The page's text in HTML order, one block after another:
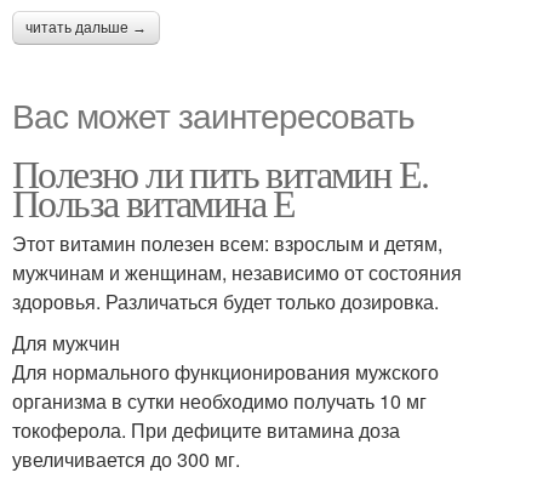
читать дальше →
Вас может заинтересовать
Полезно ли пить витамин Е.
Польза витамина Е
Этот витамин полезен всем: взрослым и детям,
мужчинам и женщинам, независимо от состояния
здоровья. Различаться будет только дозировка.
Для мужчин
Для нормального функционирования мужского
организма в сутки необходимо получать 10 мг
токоферола. При дефиците витамина доза
увеличивается до 300 мг.